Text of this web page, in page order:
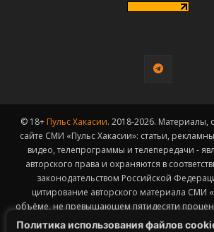
Политика использования файлов
© 18+ Пульс Хакасии. 2018-2026. Материалы,
сайте СМИ «Пульс Хакасии»: статьи,
видео, телепрограммы и телепередачи -
авторского права и охраняются в
законодательством Российской
цитирование авторского материала СМИ
объёме, не превышающем пятидесяти
публикации с обязательным